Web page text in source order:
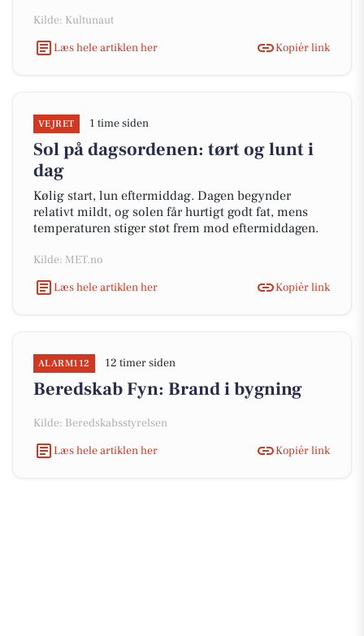
Kilde: Kultunaut
Læs hele artiklen her
Kopiér link
VEJRET 1 time siden
Sol på dagsordenen: tørt og lunt i
dag
Kølig start, lun eftermiddag. Dagen begynder
relativt mildt, og solen får hurtigt godt fat, mens
temperaturen stiger støt frem mod eftermiddagen.
Kilde: MET.no
Læs hele artiklen her
Kopiér link
ALARM112 12 timer siden
Beredskab Fyn: Brand i bygning
Kilde: Beredskabsstyrelsen
Læs hele artiklen her
Kopiér link